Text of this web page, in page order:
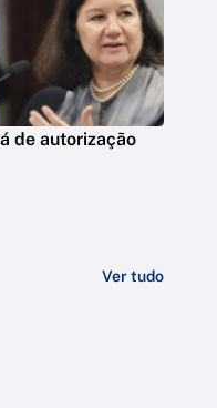
de autorização
Ver tudo